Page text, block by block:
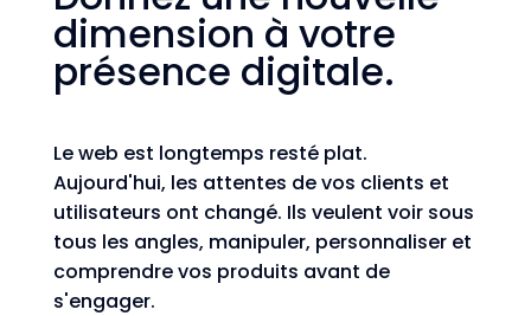
dimension à votre
présence digitale.
Le web est longtemps resté plat.
Aujourd'hui, les attentes de vos clients et
utilisateurs ont changé. Ils veulent voir sous
tous les angles, manipuler, personnaliser et
comprendre vos produits avant de
s'engager.